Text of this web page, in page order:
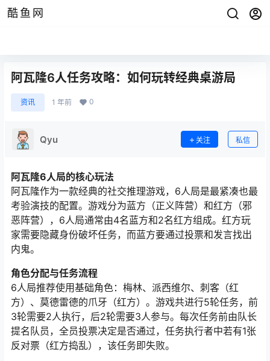
酷鱼网
阿瓦隆6人任务攻略：如何玩转经典桌游局
资讯 1 年前 0
Qyu 关注 私信
阿瓦隆6人局的核心玩法
阿瓦隆作为一款经典的社交推理游戏，6人局是最紧凑也最
考验演技的配置。游戏分为蓝方（正义阵营）和红方（邪
恶阵营），6人局通常由4名蓝方和2名红方组成。红方玩
家需要隐藏身份破坏任务，而蓝方要通过投票和发言找出
内鬼。
角色分配与任务流程
6人局推荐使用基础角色：梅林、派西维尔、刺客（红
方）、莫德雷德的爪牙（红方）。游戏共进行5轮任务，前
3轮需要2人执行，后2轮需要3人参与。每次任务前由队长
提名队员，全员投票决定是否通过，任务执行者中若有1张
反对票（红方捣乱），该任务即失败。